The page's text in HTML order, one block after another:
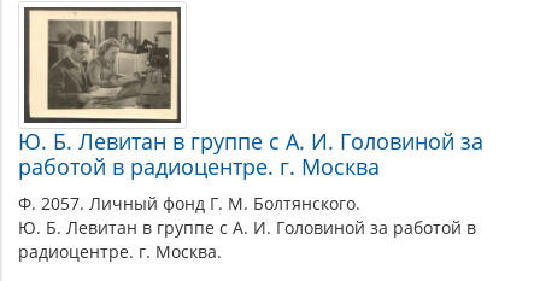
Ю. Б. Левитан в группе с А. И. Головиной за
работой в радиоцентре. г. Москва
Ф. 2057. Личный фонд Г. М. Болтянского.
Ю. Б. Левитан в группе с А. И. Головиной за работой в
радиоцентре. г. Москва.